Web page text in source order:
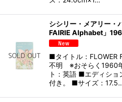
シシリー・メアリー・
FAIRIE Alphabet」
■タイトル：FLOWER
不明 ※おそらく1960
ト：英語 ■エディショ
付き。 ■サイズ：